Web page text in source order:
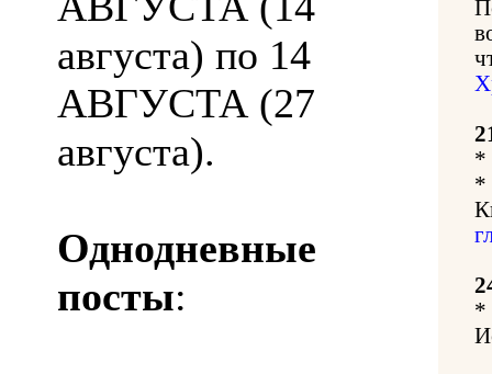
августа) по 14
АВГУСТА (27
августа).
Однодневные
посты:
*
*
*